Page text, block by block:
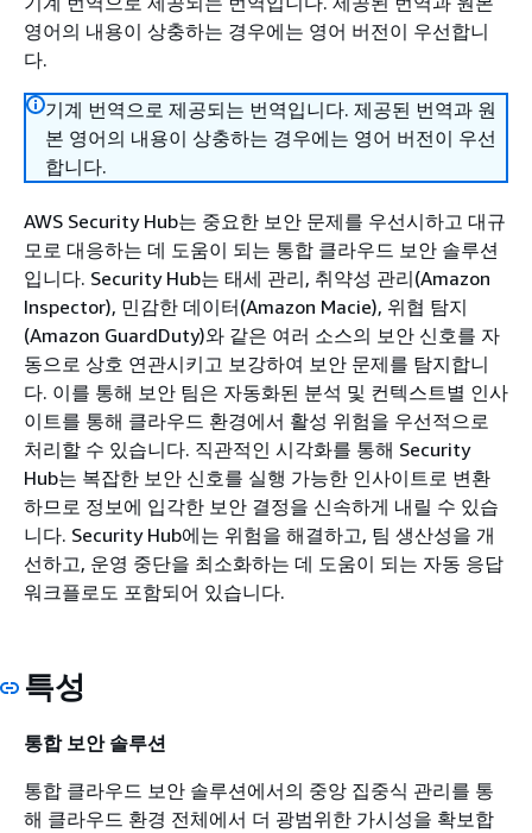
영어의 내용이 상충하는 경우에는 영어 버전이 우선합니
다.
기계 번역으로 제공되는 번역입니다. 제공된 번역과 원
본 영어의 내용이 상충하는 경우에는 영어 버전이 우선
합니다.
AWS Security Hub는 중요한 보안 문제를 우선시하고 대규
모로 대응하는 데 도움이 되는 통합 클라우드 보안 솔루션
입니다. Security Hub는 태세 관리, 취약성 관리(Amazon
Inspector), 민감한 데이터(Amazon Macie), 위협 탐지
(Amazon GuardDuty)와 같은 여러 소스의 보안 신호를 자
동으로 상호 연관시키고 보강하여 보안 문제를 탐지합니
다. 이를 통해 보안 팀은 자동화된 분석 및 컨텍스트별 인사
이트를 통해 클라우드 환경에서 활성 위험을 우선적으로
처리할 수 있습니다. 직관적인 시각화를 통해 Security
Hub는 복잡한 보안 신호를 실행 가능한 인사이트로 변환
하므로 정보에 입각한 보안 결정을 신속하게 내릴 수 있습
니다. Security Hub에는 위험을 해결하고, 팀 생산성을 개
선하고, 운영 중단을 최소화하는 데 도움이 되는 자동 응답
워크플로도 포함되어 있습니다.
특성
통합 보안 솔루션
통합 클라우드 보안 솔루션에서의 중앙 집중식 관리를 통
해 클라우드 환경 전체에서 더 광범위한 가시성을 확보합